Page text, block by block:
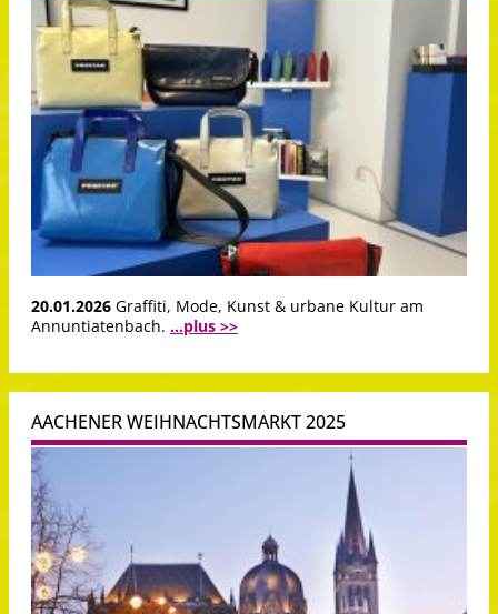
20.01.2026 Graffiti, Mode, Kunst & urbane Kultur am
Annuntiatenbach. ...plus >>
AACHENER WEIHNACHTSMARKT 2025